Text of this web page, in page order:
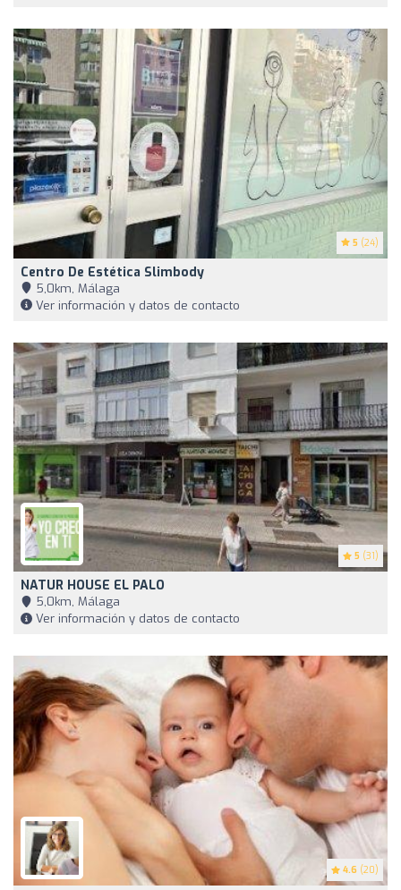
5 (24)
Centro De Estética Slimbody
5,0km, Málaga
Ver información y datos de contacto
5 (31)
NATUR HOUSE EL PALO
5,0km, Málaga
Ver información y datos de contacto
4.6 (20)